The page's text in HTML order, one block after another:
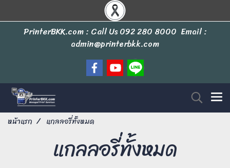
PrinterBKK.com : Call Us092 280 8000 Email :
admin@printerbkk.com
หน้าแรก แกลลอรี่ทั้งหมด
แกลลอรี่ทั้งหมด